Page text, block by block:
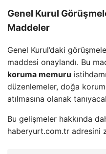
Genel Kurul
Maddeler
Genel Kurul’daki
maddesi onaylandı. Bu
koruma memuru
düzenlemeler, doğa
atılmasına olanak
Bu gelişmeler hakkında
haberyurt.com.tr adresini